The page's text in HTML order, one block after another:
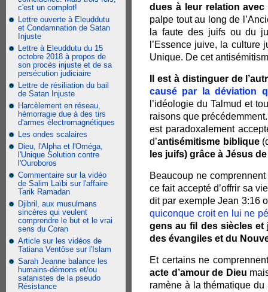
c'est un complot!
Lettre ouverte à Eleuddutu
et Condamnation de Satan
Injuste
Lettre à Eleuddutu du 15
octobre 2018 à propos de
son procès injuste et de sa
persécution judiciaire
Lettre de résiliation du bail
de Satan Injuste
Harcèlement en réseau,
hémorragie due à des tirs
d'armes électromagnétiques
Les ondes scalaires
Dieu, l'Alpha et l'Oméga,
l'Unique Solution contre
l'Ouroboros
Commentaire sur la vidéo
de Salim Laïbi sur l'affaire
Tarik Ramadan
Djibril, aux musulmans
sincères qui veulent
comprendre le but et le vrai
sens du Coran
Article sur les vidéos de
Tatiana Ventôse sur l'Islam
Sarah Jeanne balance les
humains-démons et/ou
satanistes de la pseudo
Résistance
dues à leur relation avec
palpe tout au long de
la faute des juifs ou du
l’Essence juive, la
Unique. De cet
Il est à distinguer de
causé par la déviation
l’idéologie du Talmud et
raisons que
est paradoxalement
d’antisémitisme biblique
les juifs) grâce à Jésus
Beaucoup ne
ce fait accepté d’offrir sa
dit par exemple Jean 3:16
quiconque croit en lui ne
gens au fil des siècles et
des évangiles et du
Et certains ne
acte d’amour de Dieu
ramène à la thématique du